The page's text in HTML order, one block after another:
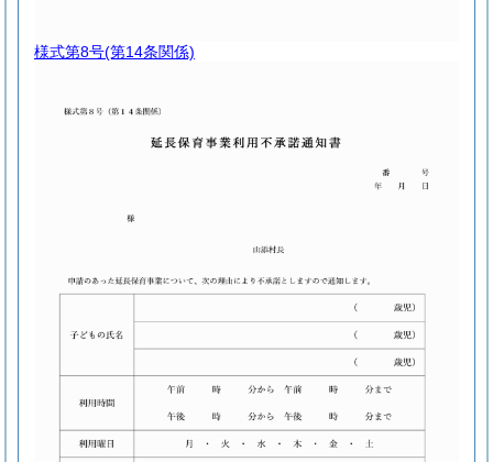
様式第8号(第14条関係)